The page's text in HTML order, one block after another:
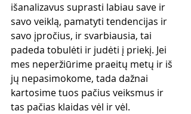
išanalizavus suprasti labiau save ir
savo veiklą, pamatyti tendencijas ir
savo įpročius, ir svarbiausia, tai
padeda tobulėti ir judėti į priekį. Jei
mes neperžiūrime praeitų metų ir iš
jų nepasimokome, tada dažnai
kartosime tuos pačius veiksmus ir
tas pačias klaidas vėl ir vėl.